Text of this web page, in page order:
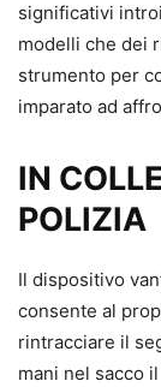
significativi
modelli che dei
strumento per
imparato ad
IN
POLIZIA
Il dispositivo
consente al
rintracciare il
mani nel sacco